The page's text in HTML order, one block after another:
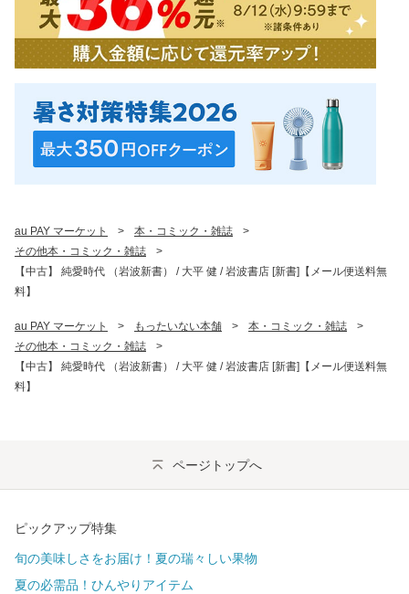
au PAY マーケット > 本・コミック・雑誌
>
その他本・コミック・雑誌
>
【中古】 純愛時代 （岩波新書） / 大平 健 / 岩波書店 [新書]【メール便送料無
料】
au PAY マーケット > もったいない本舗 > 本・コミック・雑誌
>
その他本・コミック・雑誌
>
【中古】 純愛時代 （岩波新書） / 大平 健 / 岩波書店 [新書]【メール便送料無
料】
ページトップへ
ピックアップ特集
旬の美味しさをお届け！夏の瑞々しい果物
夏の必需品！ひんやりアイテム